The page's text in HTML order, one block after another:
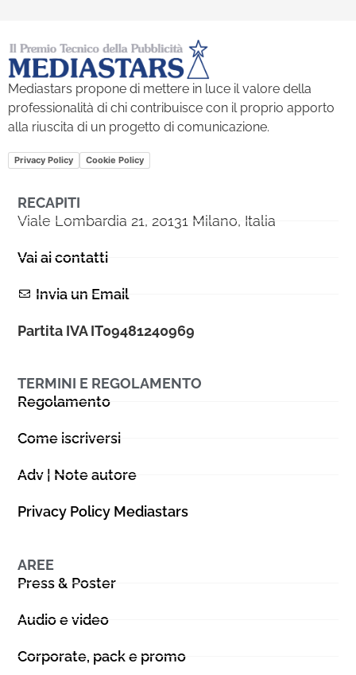
Mediastars propone di mettere in luce il valore della
professionalità di chi contribuisce con il proprio apporto
alla riuscita di un progetto di comunicazione.
Privacy Policy Cookie Policy
RECAPITI
Viale Lombardia 21, 20131 Milano, Italia
Vai ai contatti
Invia un Email
Partita IVA IT09481240969
TERMINI E REGOLAMENTO
Regolamento
Come iscriversi
Adv | Note autore
Privacy Policy Mediastars
AREE
Press & Poster
Audio e video
Corporate, pack e promo